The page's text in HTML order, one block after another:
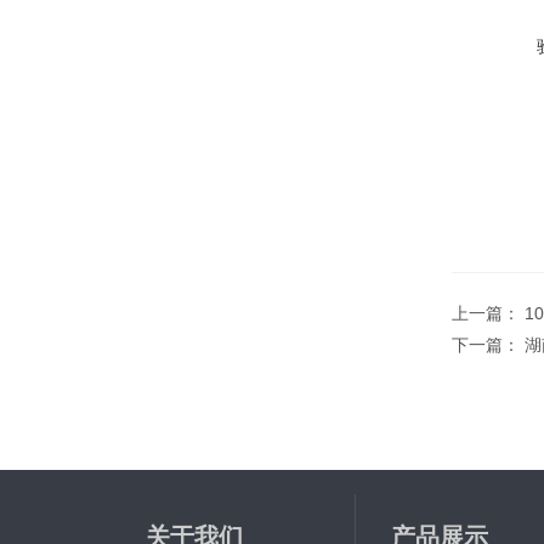
上一篇：
下一篇：
关于我们 产品展示